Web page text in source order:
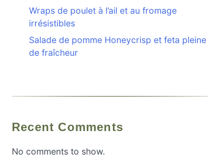
Wraps de poulet à l’ail et au fromage
irrésistibles
Salade de pomme Honeycrisp et feta pleine
de fraîcheur
Recent Comments
No comments to show.